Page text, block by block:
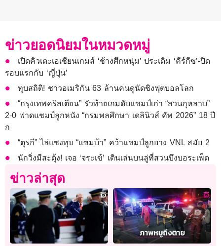
ข่าวยอดนิยมในหมวดหมู่
เปิดคิวเตะเอเชียนเกมส์ ‘ช้างศึกหนุ่ม’ ประเดิม ‘คีร์กีซ’-ปิด
รอบแรกกับ ‘ญี่ปุ่น’
ทุบสถิติ! ชาวอเมริกัน 63 ล้านคนดูนัดชิงฟุตบอลโลก
“กรุงเทพคริสเตียน” รัวท้ายเกมดับแชมป์เก่า “สวนกุหลาบ”
2-0 ฟาดแชมป์ลูกหนัง “กรมพลศึกษา เดลินิวส์ คัพ 2026” 18 ปี
ก
“ตุรกี” ไล่แซงทุบ “แซมบ้า” คว้าแชมป์ลูกยาง VNL สมัย 2
นักวิ่งมีสะดุ้ง! เจอ ‘จระเข้’ เดินเล่นบนลู่ที่สวนบึงบอระเพ็ด
ข่าวล่าสุด